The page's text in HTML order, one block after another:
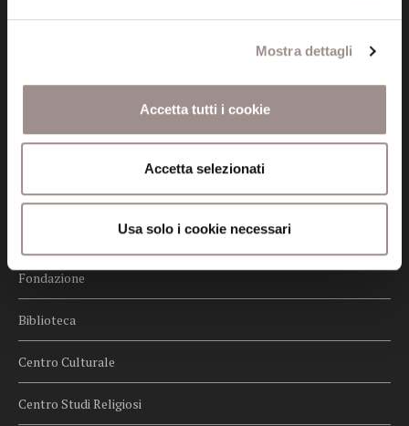
Mostra dettagli
Accetta tutti i cookie
Accetta selezionati
Usa solo i cookie necessari
Whistleblowing
Menu
Fondazione
Biblioteca
Centro Culturale
Centro Studi Religiosi